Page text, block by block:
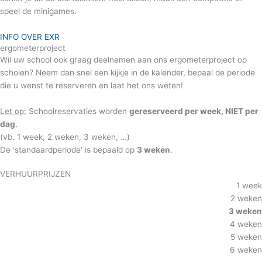
speel de minigames.
INFO OVER EXR
ergometerproject
Wil uw school ook graag deelnemen aan ons ergometerproject op
scholen? Neem dan snel een kijkje in de kalender, bepaal de periode
die u wenst te reserveren en laat het ons weten!
Let op: Schoolreservaties worden gereserveerd per week, NIET per
dag.
(vb. 1 week, 2 weken, 3 weken, …)
De ‘standaardperiode’ is bepaald op 3 weken.
VERHUURPRIJZEN
1 week
2 weken
3 weken
4 weken
5 weken
6 weken